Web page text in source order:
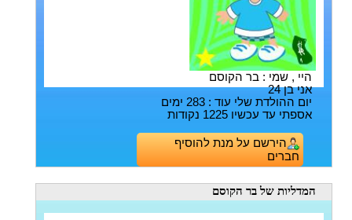
היי , שמי : בר הקוסם
אני בן 24
יום ההולדת שלי עוד : 283 ימים
אספתי עד עכשיו 1225 נקודות
הירשם על מנת להוסיף
חברים
המדליות של בר הקוסם